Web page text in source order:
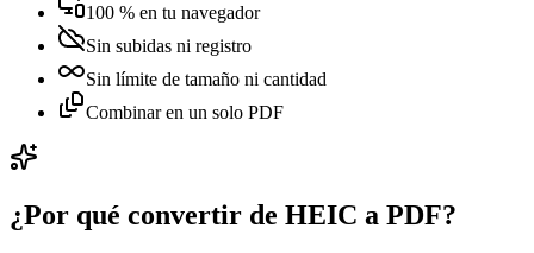
100 % en tu navegador
Sin subidas ni registro
Sin límite de tamaño ni cantidad
Combinar en un solo PDF
¿Por qué convertir de HEIC a PDF?